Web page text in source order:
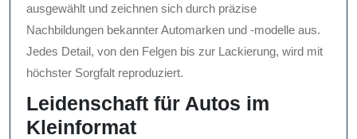
ausgewählt und zeichnen sich durch präzise
Nachbildungen bekannter Automarken und -modelle aus.
Jedes Detail, von den Felgen bis zur Lackierung, wird mit
höchster Sorgfalt reproduziert.
Leidenschaft für Autos im
Kleinformat